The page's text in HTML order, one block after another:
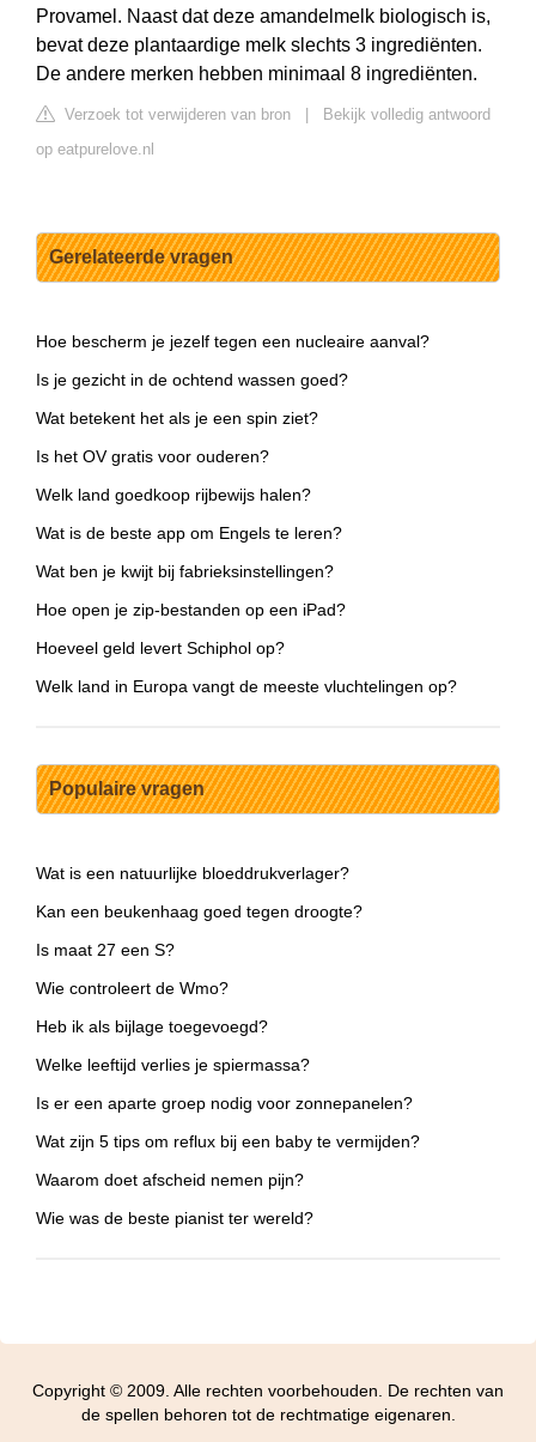
Provamel. Naast dat deze amandelmelk biologisch is,
bevat deze plantaardige melk slechts 3 ingrediënten.
De andere merken hebben minimaal 8 ingrediënten.
Verzoek tot verwijderen van bron
Bekijk volledig antwoord
op eatpurelove.nl
Gerelateerde vragen
Hoe bescherm je jezelf tegen een nucleaire aanval?
Is je gezicht in de ochtend wassen goed?
Wat betekent het als je een spin ziet?
Is het OV gratis voor ouderen?
Welk land goedkoop rijbewijs halen?
Wat is de beste app om Engels te leren?
Wat ben je kwijt bij fabrieksinstellingen?
Hoe open je zip-bestanden op een iPad?
Hoeveel geld levert Schiphol op?
Welk land in Europa vangt de meeste vluchtelingen op?
Populaire vragen
Wat is een natuurlijke bloeddrukverlager?
Kan een beukenhaag goed tegen droogte?
Is maat 27 een S?
Wie controleert de Wmo?
Heb ik als bijlage toegevoegd?
Welke leeftijd verlies je spiermassa?
Is er een aparte groep nodig voor zonnepanelen?
Wat zijn 5 tips om reflux bij een baby te vermijden?
Waarom doet afscheid nemen pijn?
Wie was de beste pianist ter wereld?
Copyright © 2009. Alle rechten voorbehouden. De rechten van
de spellen behoren tot de rechtmatige eigenaren.